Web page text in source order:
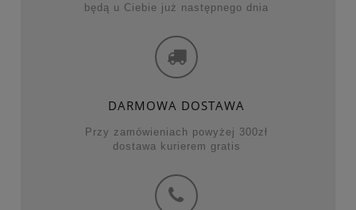
będą u Ciebie już następnego dnia
DARMOWA DOSTAWA
Przy zamówieniach powyżej 300zł
dostawa kurierem gratis